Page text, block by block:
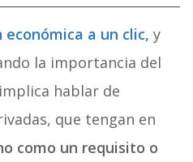
a un clic, y
la importancia del
hablar de
que tengan en
como un requisito o